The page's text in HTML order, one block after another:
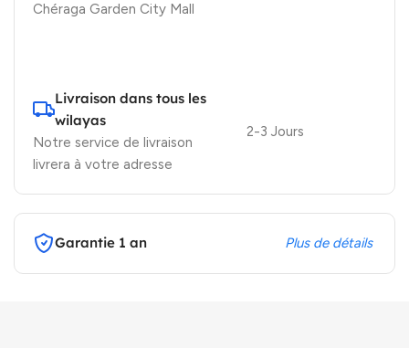
Chéraga Garden City Mall
Livraison dans tous les
wilayas
Notre service de livraison
livrera à votre adresse
2-3 Jours
Garantie 1 an Plus de détails